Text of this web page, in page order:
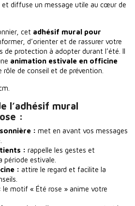
diffuse un message utile au cœur de
cet adhésif mural pour
d’orienter et de rassurer votre
de protection à adopter durant l’été. Il
animation estivale en officine
de conseil et de prévention.
l’adhésif mural
:
: met en avant vos messages
: rappelle les gestes et
période estivale.
: attire le regard et facilite la
le motif « Été rose » anime votre